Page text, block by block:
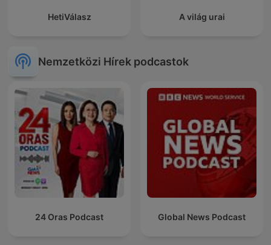
HetiVálasz A világ urai
Nemzetközi Hírek podcastok
24 Oras Podcast Global News Podcast